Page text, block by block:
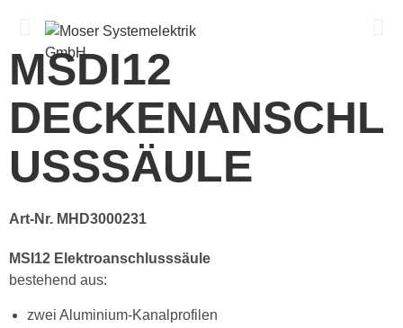
MSDI12
DECKENANSCHL
USSSÄULE
Art-Nr. MHD3000231
MSI12 Elektroanschlusssäule
bestehend aus:
zwei Aluminium-Kanalprofilen